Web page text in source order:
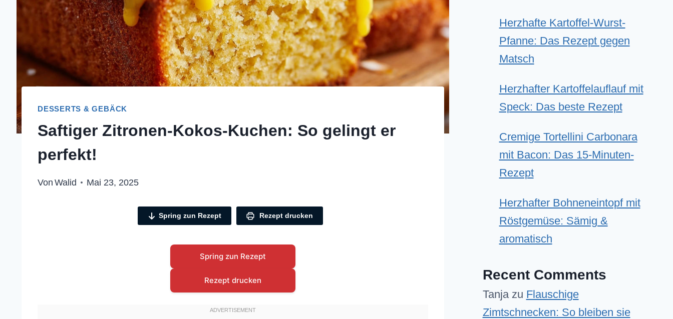
DESSERTS & GEBÄCK
Saftiger Zitronen-Kokos-Kuchen: So gelingt er
perfekt!
Von Walid Mai 23, 2025
Spring zun Rezept Rezept drucken
Spring zun Rezept
Rezept drucken
Herzhafte Kartoffel-Wurst-
Pfanne: Das Rezept gegen
Matsch
Herzhafter Kartoffelauflauf mit
Speck: Das beste Rezept
Cremige Tortellini Carbonara
mit Bacon: Das 15-Minuten-
Rezept
Herzhafter Bohneneintopf mit
Röstgemüse: Sämig &
aromatisch
Recent Comments
Tanjazu Flauschige
Zimtschnecken: So bleiben sie